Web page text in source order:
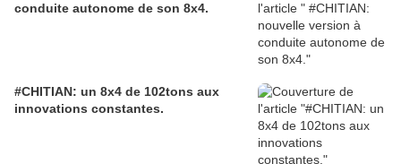
conduite autonome de son 8x4.
#CHITIAN: un 8x4 de 102tons aux
innovations constantes.